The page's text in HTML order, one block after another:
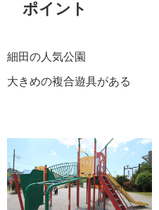
ポイント
細田の人気公園
大きめの複合遊具がある